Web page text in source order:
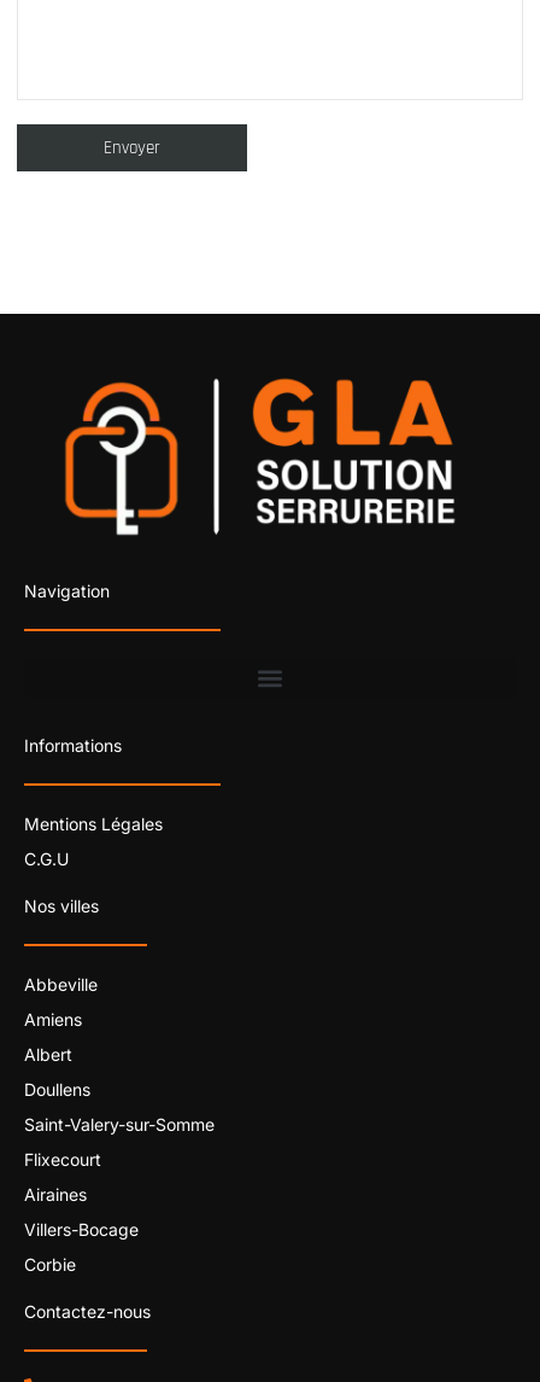
Navigation
Informations
Mentions Légales
C.G.U
Nos villes
Abbeville
Amiens
Albert
Doullens
Saint-Valery-sur-Somme
Flixecourt
Airaines
Villers-Bocage
Corbie
Contactez-nous